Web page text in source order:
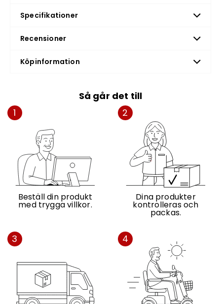
Specifikationer
Recensioner
Köpinformation
Så går det till
1
Beställ din produkt
med trygga villkor.
2
Dina produkter
kontrolleras och
packas.
3 4